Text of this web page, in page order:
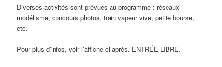
Diverses activités sont prévues au programme : réseaux
modélisme, concours photos, train vapeur vive, petite bourse,
etc.
Pour plus d’infos, voir l’affiche ci-après. ENTRÉE LIBRE.